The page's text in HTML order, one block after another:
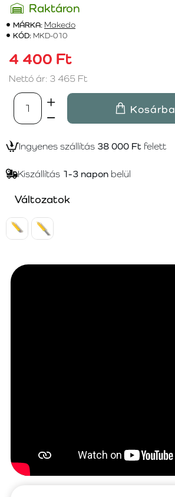
Raktáron
MÁRKA: Makedo
KÓD: MKD-010
4 400 Ft
Nettó ár: 3 465 Ft
Kosárba
Ingyenes szállítás 38 000 Ft felett
Kiszállítás 1-3 napon belül
Változatok